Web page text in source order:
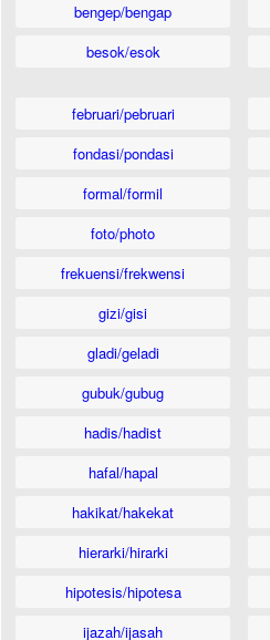
bengep/bengap
besok/esok
februari/pebruari
fondasi/pondasi
formal/formil
foto/photo
frekuensi/frekwensi
gizi/gisi
gladi/geladi
gubuk/gubug
hadis/hadist
hafal/hapal
hakikat/hakekat
hierarki/hirarki
hipotesis/hipotesa
ijazah/ijasah